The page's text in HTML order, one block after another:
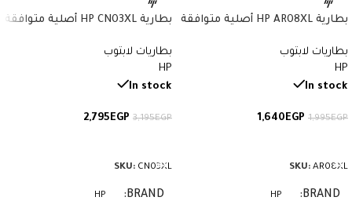
بطارية HP AR08XL أصلية متوافقة
ساعة
بطاريات لابتوب
HP
In stock
1,995EGP
1,640EGP
SKU: AR08XL
BRAND
HP
بطارية HP CN03XL أصلية متوافقة
سعة 57.9 واط/ساعة
بطاريات لابتوب
HP
In stock
3,195EGP
2,795EGP
SKU: CN03XL
BRAND
HP